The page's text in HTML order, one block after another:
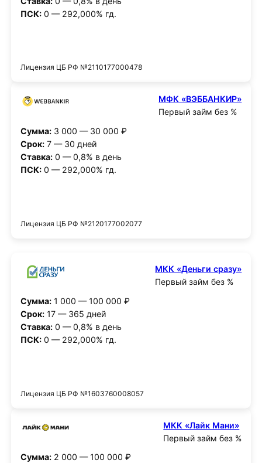
ПСК:0 — 292,000% гд.
Лицензия ЦБ РФ №2110177000478
МФК «ВЭББАНКИР»
Первый займ без %
Сумма:3 000 — 30 000 ₽
Срок:7 — 30 дней
Ставка:0 — 0,8% в день
ПСК:0 — 292,000% гд.
Лицензия ЦБ РФ №2120177002077
МКК «Деньги сразу»
Первый займ без %
Сумма:1 000 — 100 000 ₽
Срок:17 — 365 дней
Ставка:0 — 0,8% в день
ПСК:0 — 292,000% гд.
Лицензия ЦБ РФ №1603760008057
МКК «Лайк Мани»
Первый займ без %
Сумма:2 000 — 100 000 ₽